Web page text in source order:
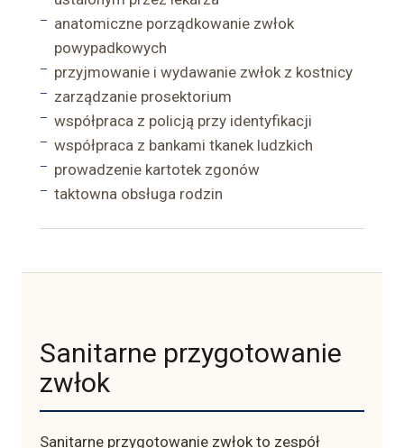
anatomiczne porządkowanie zwłok
powypadkowych
przyjmowanie i wydawanie zwłok z kostnicy
zarządzanie prosektorium
współpraca z policją przy identyfikacji
współpraca z bankami tkanek ludzkich
prowadzenie kartotek zgonów
taktowna obsługa rodzin
Sanitarne przygotowanie
zwłok
Sanitarne przygotowanie zwłok to zespół